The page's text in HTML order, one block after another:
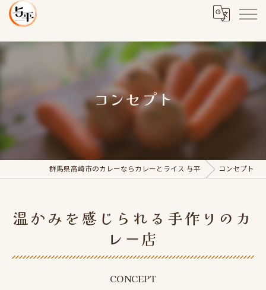
コンセプト
群馬県高崎市のカレーならカレーとライス 与平 コンセプト
温かみを感じられる手作りのカ
レー店
CONCEPT